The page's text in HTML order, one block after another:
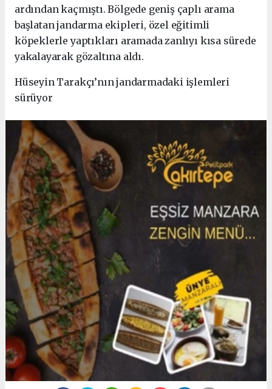
ardından kaçmıştı. Bölgede geniş çaplı arama
başlatan jandarma ekipleri, özel eğitimli
köpeklerle yaptıkları aramada zanlıyı kısa sürede
yakalayarak gözaltına aldı.
Hüseyin Tarakçı’nın jandarmadaki işlemleri
sürüyor